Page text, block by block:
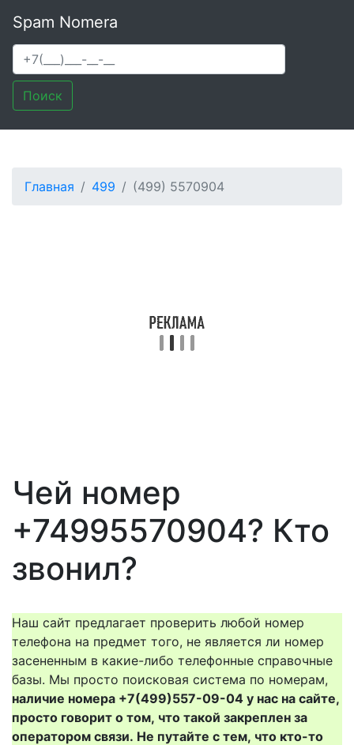
Spam Nomera
Поиск
Главная 499 (499) 5570904
Чей номер
+74995570904? Кто
звонил?
Наш сайт предлагает проверить любой номер
телефона на предмет того, не является ли номер
засененным в какие-либо телефонные справочные
базы. Мы просто поисковая система по номерам,
наличие номера +7(499)557-09-04 у нас на сайте,
просто говорит о том, что такой закреплен за
оператором связи. Не путайте с тем, что кто-то